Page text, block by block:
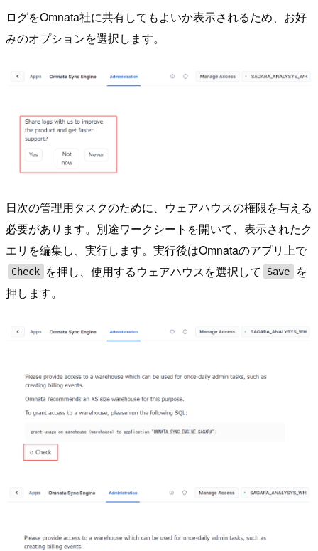
ログをOmnata社に共有してもよいか表示されるため、お好
みのオプションを選択します。
日次の管理用タスクのために、ウェアハウスの権限を与える
必要があります。別途ワークシートを開いて、表示されたク
エリを編集し、実行します。実行後はOmnataのアプリ上で
Check を押し、使用するウェアハウスを選択して Save
を
押します。